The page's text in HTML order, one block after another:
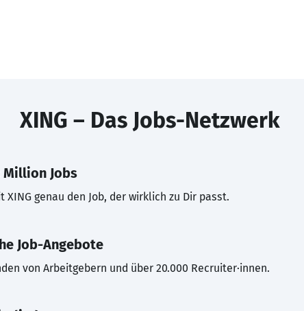
XING – Das Jobs-Netzwerk
Million Jobs
XING genau den Job, der wirklich zu Dir passt.
Job-Angebote
von Arbeitgebern und über 20.000 Recruiter·innen.